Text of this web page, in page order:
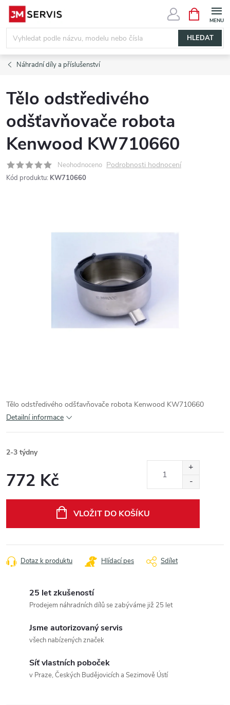
Přejít
obsah
HLEDAT
NÁKUPNÍ
KOŠÍK
Náhradní díly a příslušenství
Tělo odstředivého
odšťavňovače robota
Kenwood KW710660
Neohodnoceno Podrobnosti hodnocení
Kód produktu: KW710660
Tělo odstředivého odšťavňovače robota Kenwood KW710660
Detailní informace
2-3 týdny
772 Kč
VLOŽIT DO KOŠÍKU
Dotaz k produktu Hlídací pes Sdílet
25 let zkušeností
Prodejem náhradních dílů se zabýváme již 25 let
Jsme autorizovaný servis
všech nabízených značek
Síť vlastních poboček
v Praze, Českých Budějovicích a Sezimově Ústí